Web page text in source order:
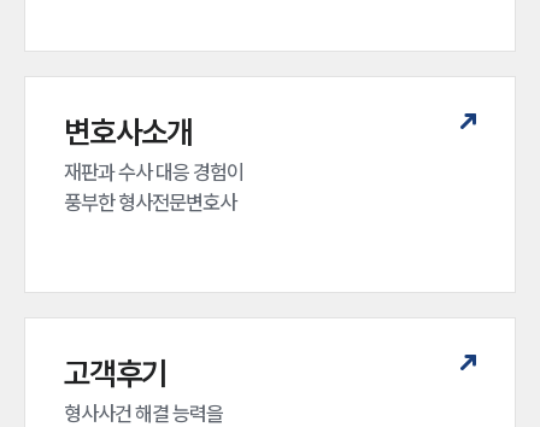
변호사소개
재판과 수사 대응 경험이
풍부한 형사전문변호사
고객후기
형사사건 해결 능력을